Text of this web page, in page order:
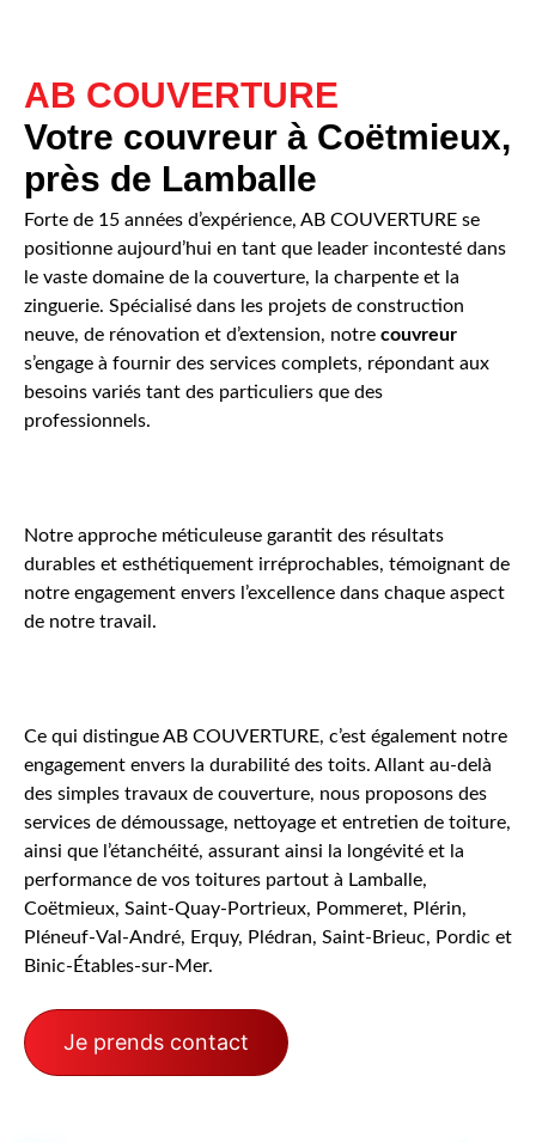
AB COUVERTURE
Votre couvreur à Coëtmieux,
près de Lamballe
Forte de 15 années d’expérience, AB COUVERTURE se
positionne aujourd’hui en tant que leader incontesté dans
le vaste domaine de la couverture, la charpente et la
zinguerie. Spécialisé dans les projets de construction
neuve, de rénovation et d’extension, notre couvreur
s’engage à fournir des services complets, répondant aux
besoins variés tant des particuliers que des
professionnels.
Notre approche méticuleuse garantit des résultats
durables et esthétiquement irréprochables, témoignant de
notre engagement envers l’excellence dans chaque aspect
de notre travail.
Ce qui distingue AB COUVERTURE, c’est également notre
engagement envers la durabilité des toits. Allant au-delà
des simples travaux de couverture, nous proposons des
services de démoussage, nettoyage et entretien de toiture,
ainsi que l’étanchéité, assurant ainsi la longévité et la
performance de vos toitures partout à Lamballe,
Coëtmieux, Saint-Quay-Portrieux, Pommeret, Plérin,
Pléneuf-Val-André, Erquy, Plédran, Saint-Brieuc, Pordic et
Binic-Étables-sur-Mer.
Je prends contact